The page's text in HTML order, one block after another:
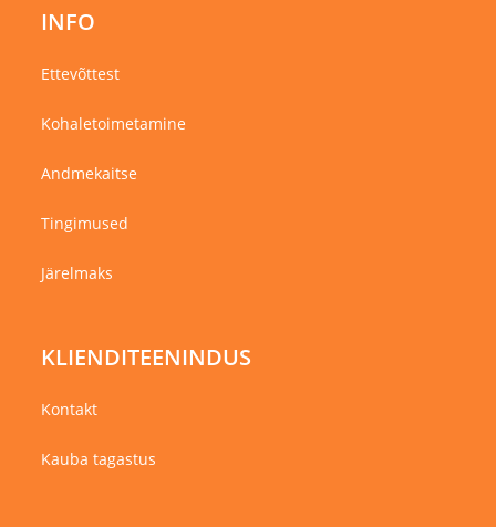
INFO
Ettevõttest
Kohaletoimetamine
Andmekaitse
Tingimused
Järelmaks
KLIENDITEENINDUS
Kontakt
Kauba tagastus